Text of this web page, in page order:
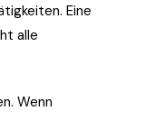
Eine
alle
Wenn